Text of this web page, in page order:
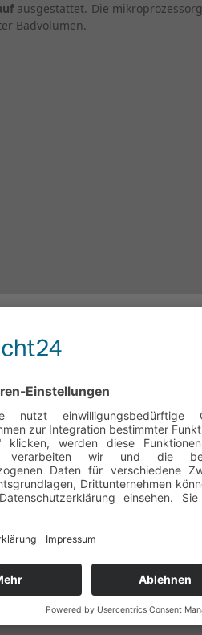
ausgestattet. Die
Badvolumen.
undTC58eingesetzt. Die Bäder
wie
Rohöl durch Filtration,
ermöglichen einestabile
können durch die